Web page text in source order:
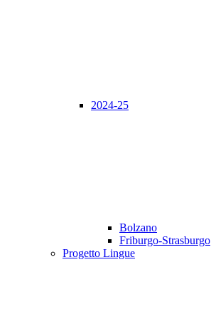
2024-25
Bolzano
Friburgo-Strasburgo
Progetto Lingue